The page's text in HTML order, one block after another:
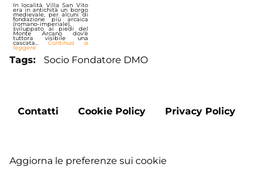
In località Villa San Vito
era in antichità un borgo
medievale, per alcuni di
fondazione più arcaica
(romano-imperiale),
sviluppato ai piedi del
Monte Arcano dov'è
tuttora visibile una
cascata… Continua a
leggere
Tags Socio Fondatore DMO
Footer
Contatti Cookie Policy Privacy Policy
Aggiorna le preferenze sui cookie